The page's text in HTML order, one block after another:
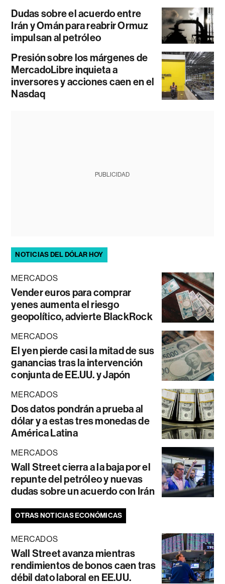
Dudas sobre el acuerdo entre
Irán y Omán para reabrir Ormuz
impulsan al petróleo
Presión sobre los márgenes de
MercadoLibre inquieta a
inversores y acciones caen en el
Nasdaq
PUBLICIDAD
NOTICIAS DEL DÓLAR HOY
MERCADOS
Vender euros para comprar
yenes aumenta el riesgo
geopolítico, advierte BlackRock
MERCADOS
El yen pierde casi la mitad de sus
ganancias tras la intervención
conjunta de EE.UU. y Japón
MERCADOS
Dos datos pondrán a prueba al
dólar y a estas tres monedas de
América Latina
MERCADOS
Wall Street cierra a la baja por el
repunte del petróleo y nuevas
dudas sobre un acuerdo con Irán
OTRAS NOTICIAS ECONÓMICAS
MERCADOS
Wall Street avanza mientras
rendimientos de bonos caen tras
débil dato laboral en EE.UU.